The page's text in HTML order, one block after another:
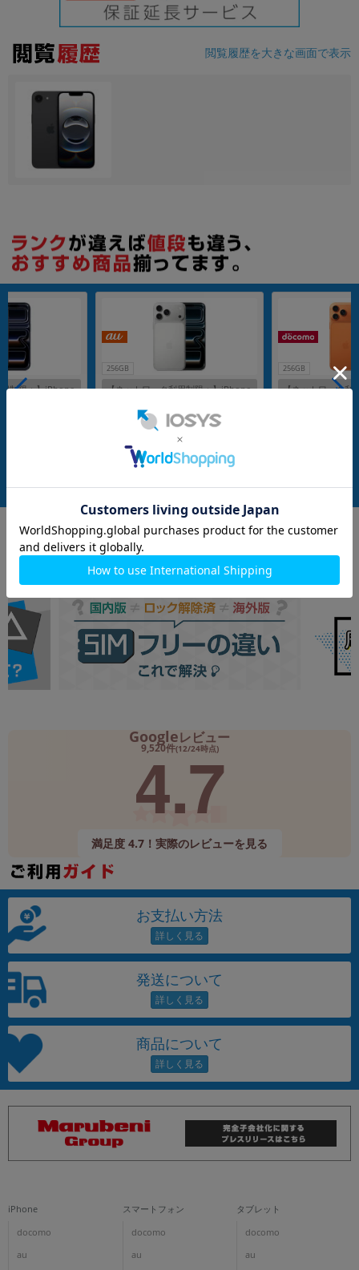
閲覧履歴を大きな画面で表示
用制限▲】iPhone
223,800 円 (税込)
256GB
【ネットワーク利用制限▲】iPhone
B シルバー 【au版SIMフリー】
メーカー：Apple
発売日：2025/09
付属品: 箱/USB-C充電ケーブル(1m)
在庫数：1
208,800 円 (税込)
256GB
【ネットワーク
Googleレビュー
9,520件(12/24時点)
4.7
満足度 4.7！実際のレビューを見る
お支払い方法
発送について
商品について
iPhone
docomo
au
スマートフォン
docomo
au
タブレット
docomo
au
年 月 まで
各項目のチェックボックスは「or検索」となります。
ただし機能別のみ「and検索」となります。